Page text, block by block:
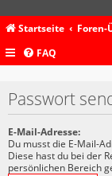
Startseite Foren-
FAQ
Passwort
E-Mail-Adresse:
Du musst die E-Mail-
Diese hast du bei der
persönlichen Bereich